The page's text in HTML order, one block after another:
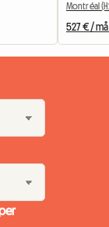
Montréal
527 € /